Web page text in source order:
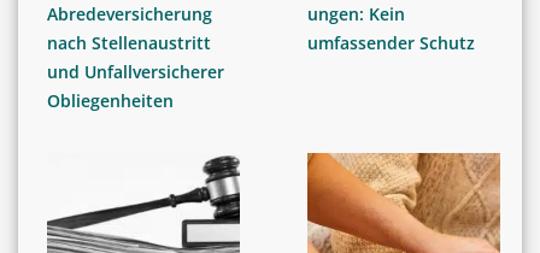
Abredeversicherung
nach Stellenaustritt
und Unfallversicherer
Obliegenheiten
ungen: Kein
umfassender Schutz